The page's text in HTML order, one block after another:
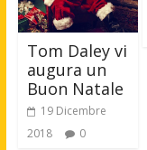
Tom Daley vi
augura un
Buon Natale
19 Dicembre
2018
0